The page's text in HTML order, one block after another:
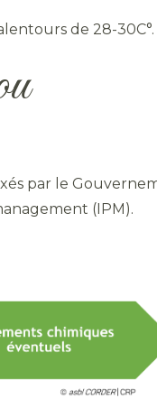
de 28-30C°.
par le
(IPM).